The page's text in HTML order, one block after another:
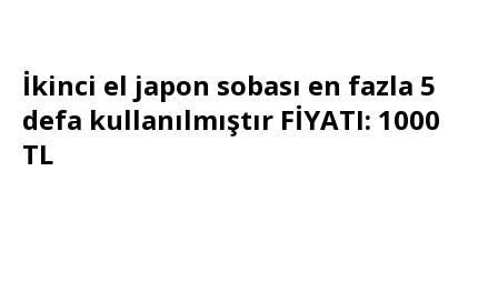
İkinci el japon sobası en fazla 5
defa kullanılmıştır FİYATI: 1000
TL